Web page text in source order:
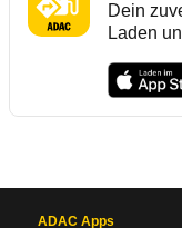
Dein
Laden
ADAC Apps